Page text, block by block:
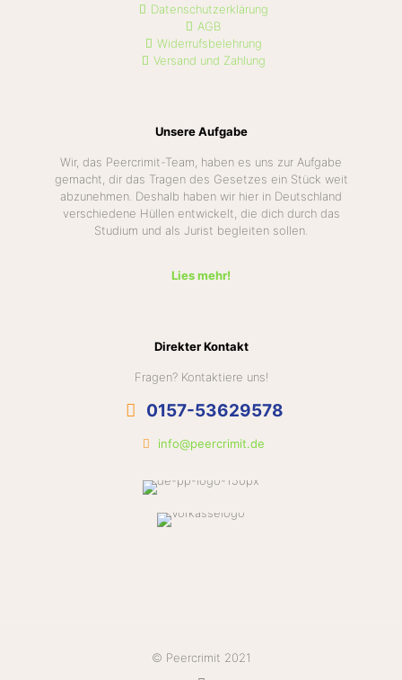
Datenschutzerklärung
AGB
Widerrufsbelehrung
Versand und Zahlung
Unsere Aufgabe
Wir, das Peercrimit-Team, haben es uns zur Aufgabe
gemacht, dir das Tragen des Gesetzes ein Stück weit
abzunehmen. Deshalb haben wir hier in Deutschland
verschiedene Hüllen entwickelt, die dich durch das
Studium und als Jurist begleiten sollen.
Lies mehr!
Direkter Kontakt
Fragen? Kontaktiere uns!
0157-53629578
info@peercrimit.de
© Peercrimit 2021